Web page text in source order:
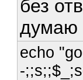
без
думаю
echo
-